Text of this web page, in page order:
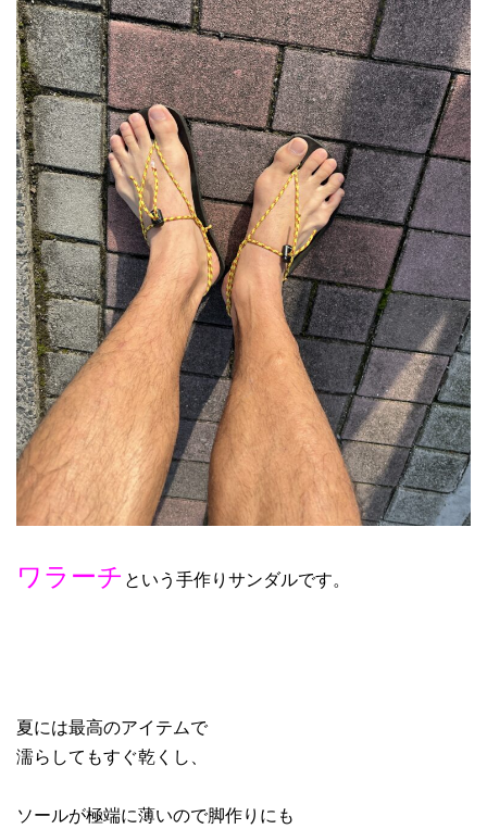
ワラーチ という手作りサンダルです。
夏には最高のアイテムで
濡らしてもすぐ乾くし、
ソールが極端に薄いので脚作りにも